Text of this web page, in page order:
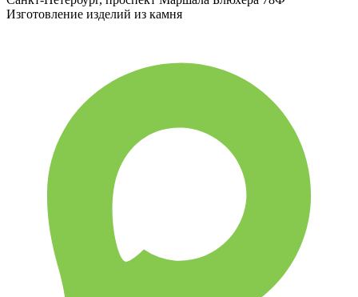
Изготовление изделий из камня